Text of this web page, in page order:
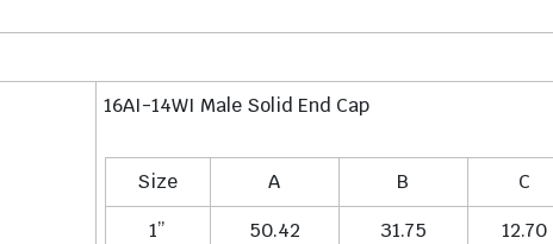
16AI-14WI Male Solid End Cap
Size A B C
1”
50.42 31.75 12.70